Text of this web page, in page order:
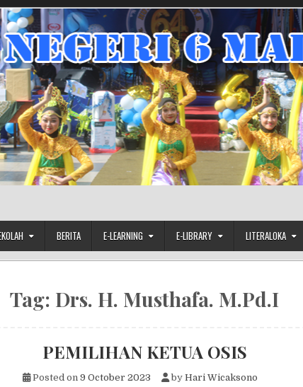
BERITA E-LEARNING E-LIBRARY LITERALOKA
Tag: Drs. H. Musthafa. M.Pd.I
PEMILIHAN KETUA OSIS
Posted on 9 October 2023 by Hari Wicaksono